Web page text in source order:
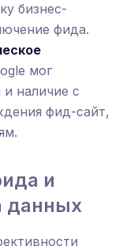
бизнес-
фида.
мог
наличие с
фид-сайт,
и
данных